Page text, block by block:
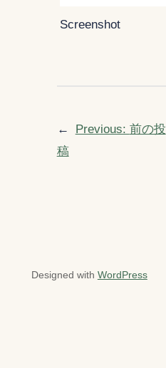
Screenshot
← Previous: 前の投
稿
Designed with WordPress